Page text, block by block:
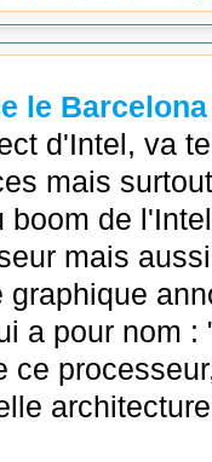
le
d'Intel, va
mais
boom de
mais
a pour nom
ce